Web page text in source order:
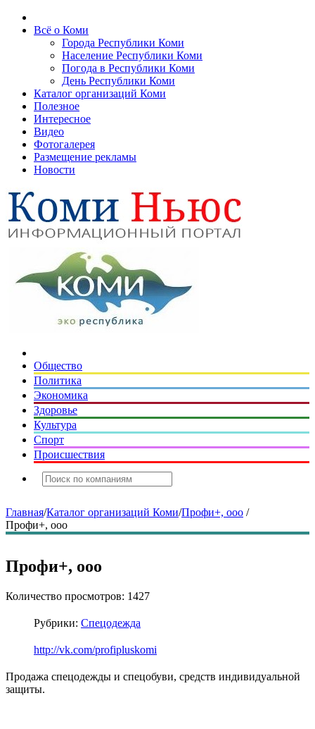
Всё о Коми
Города Республики Коми
Население Республики Коми
Погода в Республики Коми
День Республики Коми
Каталог организаций Коми
Полезное
Интересное
Видео
Фотогалерея
Размещение рекламы
Новости
Общество
Политика
Экономика
Здоровье
Культура
Спорт
Происшествия
Главная/Каталог организаций Коми/Профи+, ооо /
Профи+, ооо
Профи+, ооо
Количество просмотров: 1427
Рубрики: Спецодежда
http://vk.com/profipluskomi
Продажа спецодежды и спецобуви, средств индивидуальной
защиты.